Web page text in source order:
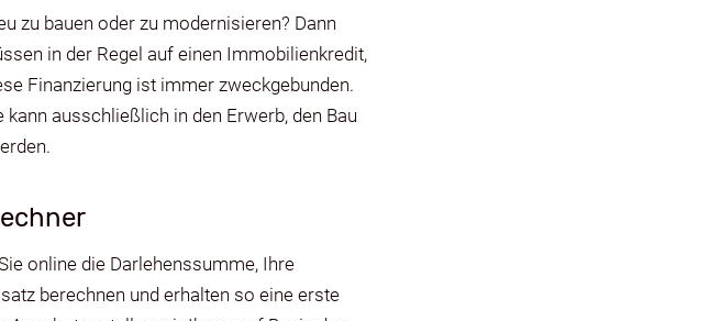
zu bauen oder zu modernisieren? Dann
in der Regel auf einen Immobilienkredit,
Finanzierung ist immer zweckgebunden.
ausschließlich in den Erwerb, den Bau
online die Darlehenssumme, Ihre
berechnen und erhalten so eine erste